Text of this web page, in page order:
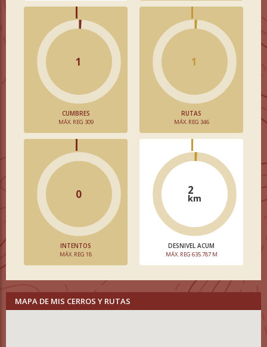
1
CUMBRES
MÁX. REG 309
1
RUTAS
MÁX. REG 346
0
INTENTOS
MÁX. REG 18
2
km
DESNIVEL ACUM
MÁX. REG 635.787 M
MAPA DE MIS CERROS Y RUTAS